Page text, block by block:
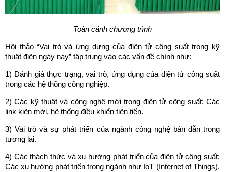
Toàn cảnh chương trình
Hội thảo “Vai trò và ứng dựng của điện tử công suất trong kỹ
thuật điện ngày nay” tập trung vào các vấn đề chính như:
1) Đánh giá thực trạng, vai trò, ứng dụng của điện tử công suất
trong các hệ thống công nghiệp.
2) Các kỹ thuật và công nghệ mới trong điện tử công suất: Các
link kiện mới, hệ thống điều khiển tiên tiến.
3) Vai trò và sự phát triển của ngành công nghệ bán dẫn trong
tương lai.
4) Các thách thức và xu hướng phát triển của điện tử công suất:
Các xu hướng phát triển trong ngành như IoT (Internet of Things),